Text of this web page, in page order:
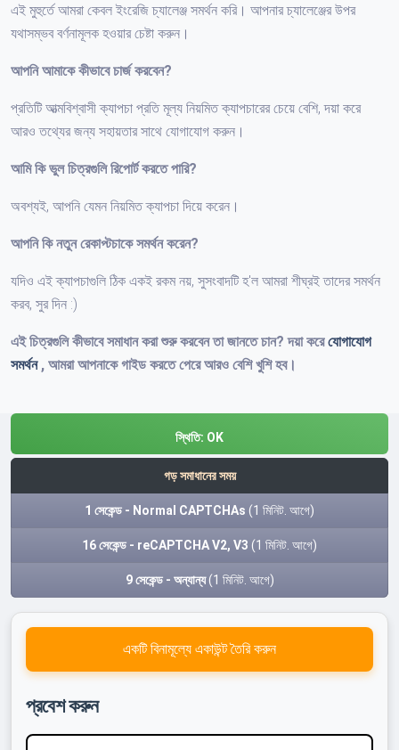
এই মুহুর্তে আমরা কেবল ইংরেজি চ্যালেঞ্জ সমর্থন করি। আপনার চ্যালেঞ্জের উপর
যথাসম্ভব বর্ণনামূলক হওয়ার চেষ্টা করুন।
আপনি আমাকে কীভাবে চার্জ করবেন?
প্রতিটি আত্মবিশ্বাসী ক্যাপচা প্রতি মূল্য নিয়মিত ক্যাপচারের চেয়ে বেশি, দয়া করে
আরও তথ্যের জন্য সহায়তার সাথে যোগাযোগ করুন।
আমি কি ভুল চিত্রগুলি রিপোর্ট করতে পারি?
অবশ্যই, আপনি যেমন নিয়মিত ক্যাপচা দিয়ে করেন।
আপনি কি নতুন রেকাপ্টচাকে সমর্থন করেন?
যদিও এই ক্যাপচাগুলি ঠিক একই রকম নয়, সুসংবাদটি হ'ল আমরা শীঘ্রই তাদের সমর্থন
করব, সুর দিন :)
এই চিত্রগুলি কীভাবে সমাধান করা শুরু করবেন তা জানতে চান? দয়া করেযোগাযোগ
সমর্থন , আমরা আপনাকে গাইড করতে পেরে আরও বেশি খুশি হব।
স্থিতি: OK
গড় সমাধানের সময়
1 সেকেন্ড - Normal CAPTCHAs (1 মিনিট. আগে)
16 সেকেন্ড - reCAPTCHA V2, V3 (1 মিনিট. আগে)
9 সেকেন্ড - অন্যান্য(1 মিনিট. আগে)
একটি বিনামূল্যে একাউন্ট তৈরি করুন
প্রবেশ করুন
ব্যবহারকারীর নাম